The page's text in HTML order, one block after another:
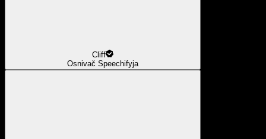
Cliff
Osnivač Speechifyja